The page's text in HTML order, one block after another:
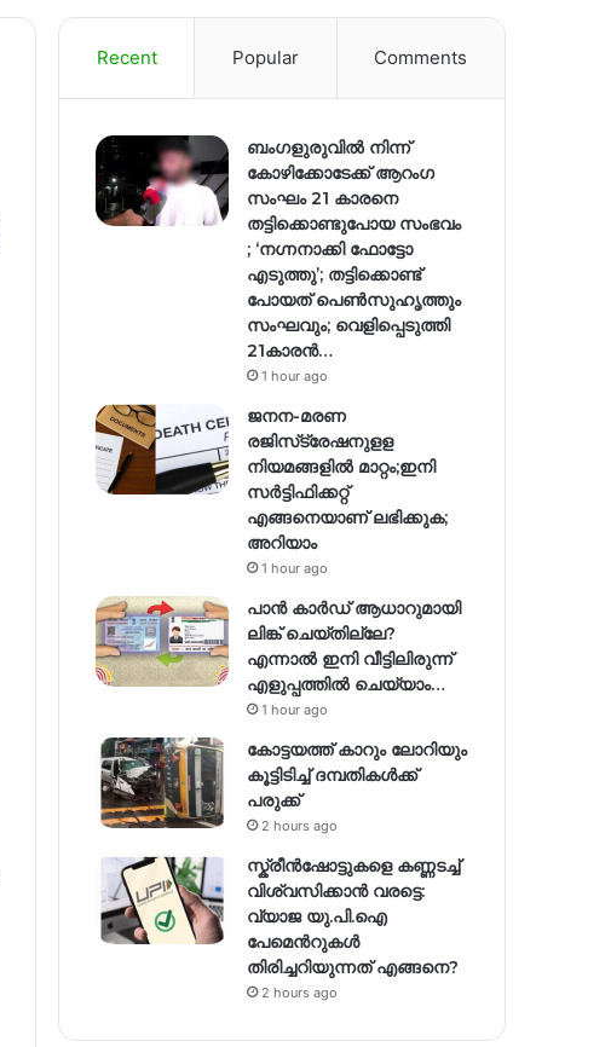
Recent Popular Comments
ബംഗളുരുവിൽ നിന്ന്
കോഴിക്കോടേക്ക് ആറംഗ
സംഘം 21 കാരനെ
തട്ടിക്കൊണ്ടുപോയ സംഭവം
; ‘നഗ്നനാക്കി ഫോട്ടോ
എടുത്തു’; തട്ടിക്കൊണ്ട്
പോയത് പെണ്‍സുഹൃത്തും
സംഘവും; വെളിപ്പെടുത്തി
21കാരന്‍…
1 hour ago
ജനന-മരണ
രജിസ്‌ട്രേഷനുളള
നിയമങ്ങളില്‍ മാറ്റം;ഇനി
സര്‍ട്ടിഫിക്കറ്റ്
എങ്ങനെയാണ് ലഭിക്കുക;
അറിയാം
1 hour ago
പാൻ കാർഡ് ആധാറുമായി
ലിങ്ക് ചെയ്തില്ലേ?
എന്നാൽ ഇനി വീട്ടിലിരുന്ന്
എളുപ്പത്തിൽ ചെയ്യാം…
1 hour ago
കോട്ടയത്ത് കാറും ലോറിയും
കൂട്ടിടിച്ച് ദമ്പതികള്‍ക്ക്
പരുക്ക്
2 hours ago
സ്ക്രീൻഷോട്ടുകളെ കണ്ണടച്ച്
വിശ്വസിക്കാൻ വരട്ടെ:
വ്യാജ യു.പി.ഐ
പേമെന്‍റുകൾ
തിരിച്ചറിയുന്നത് എങ്ങനെ?
2 hours ago